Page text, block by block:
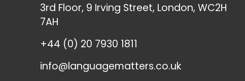
3rd Floor, 9 Irving Street, London, WC2H
7AH
+44 (0) 20 7930 1811
info@languagematters.co.uk